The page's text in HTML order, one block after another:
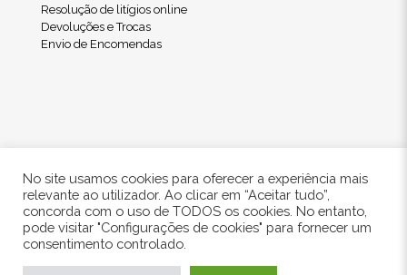
Resolução de litígios online
Devoluções e Trocas
Envio de Encomendas
© 2024 Freshwood. All Rights Reserved.
No site usamos cookies para oferecer a experiência mais
relevante ao utilizador. Ao clicar em “Aceitar tudo”,
concorda com o uso de TODOS os cookies. No entanto,
pode visitar "Configurações de cookies" para fornecer um
consentimento controlado.